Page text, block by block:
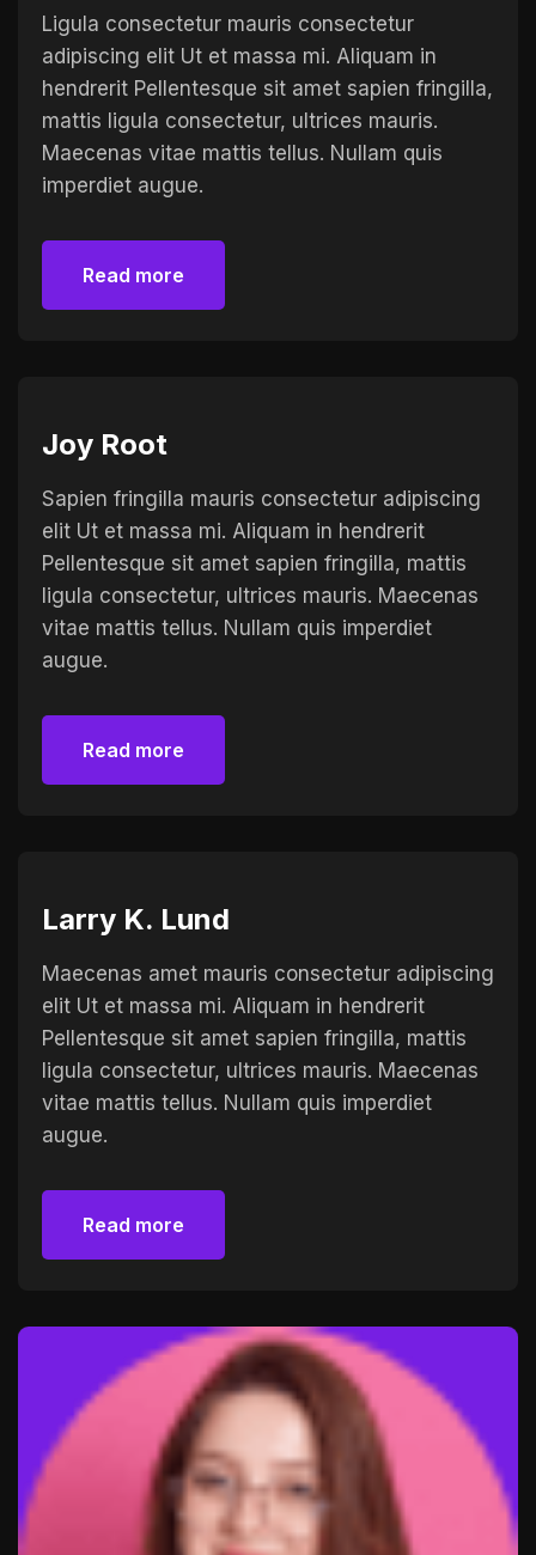
Ligula consectetur mauris consectetur
adipiscing elit Ut et massa mi. Aliquam in
hendrerit Pellentesque sit amet sapien fringilla,
mattis ligula consectetur, ultrices mauris.
Maecenas vitae mattis tellus. Nullam quis
imperdiet augue.
Read more
Joy Root
Sapien fringilla mauris consectetur adipiscing
elit Ut et massa mi. Aliquam in hendrerit
Pellentesque sit amet sapien fringilla, mattis
ligula consectetur, ultrices mauris. Maecenas
vitae mattis tellus. Nullam quis imperdiet
augue.
Read more
Larry K. Lund
Maecenas amet mauris consectetur adipiscing
elit Ut et massa mi. Aliquam in hendrerit
Pellentesque sit amet sapien fringilla, mattis
ligula consectetur, ultrices mauris. Maecenas
vitae mattis tellus. Nullam quis imperdiet
augue.
Read more